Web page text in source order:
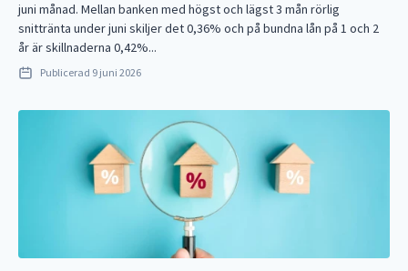
juni månad. Mellan banken med högst och lägst 3 mån rörlig
snittränta under juni skiljer det 0,36% och på bundna lån på 1 och 2
år är skillnaderna 0,42%...
Publicerad 9 juni 2026